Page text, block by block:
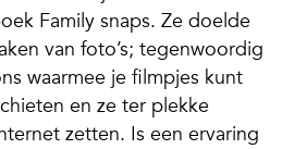
Family snaps. Ze doelde
van foto’s; tegenwoordig
waarmee je filmpjes kunt
en ze ter plekke
zetten. Is een ervaring